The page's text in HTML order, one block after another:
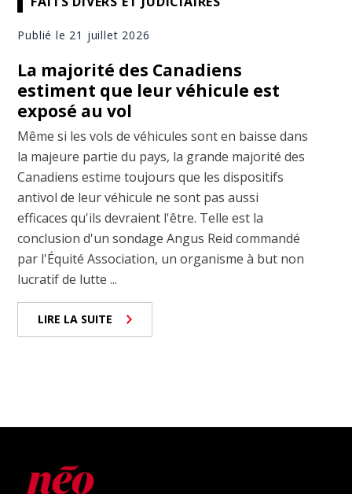
Publié le 21 juillet 2026
La majorité des Canadiens
estiment que leur véhicule est
exposé au vol
Même si les vols de véhicules sont en baisse dans
la majeure partie du pays, la grande majorité des
Canadiens estime toujours que les dispositifs
antivol de leur véhicule ne sont pas aussi
efficaces qu'ils devraient l'être. Telle est la
conclusion d'un sondage Angus Reid commandé
par l'Équité Association, un organisme à but non
lucratif de lutte ...
LIRE LA SUITE